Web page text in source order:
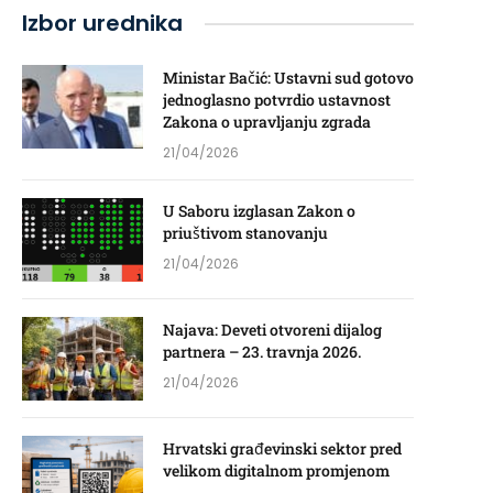
Izbor urednika
Ministar Bačić: Ustavni sud gotovo
jednoglasno potvrdio ustavnost
Zakona o upravljanju zgrada
21/04/2026
U Saboru izglasan Zakon o
priuštivom stanovanju
21/04/2026
Najava: Deveti otvoreni dijalog
partnera – 23. travnja 2026.
21/04/2026
Hrvatski građevinski sektor pred
velikom digitalnom promjenom